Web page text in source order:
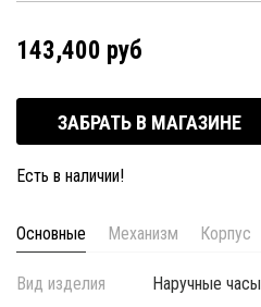
143,400 руб
ЗАБРАТЬ В МАГАЗИНЕ
Есть в наличии!
Основные Механизм Корпус
Вид изделия
Наручные часы